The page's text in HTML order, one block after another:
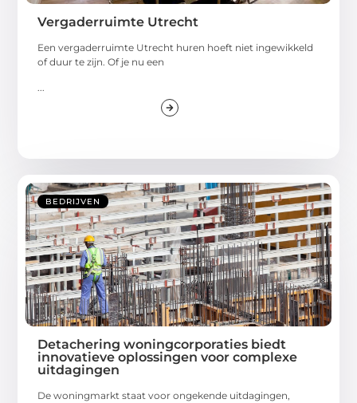
Vergaderruimte Utrecht
Een vergaderruimte Utrecht huren hoeft niet ingewikkeld
of duur te zijn. Of je nu een
...
BEDRIJVEN
Detachering woningcorporaties biedt
innovatieve oplossingen voor complexe
uitdagingen
De woningmarkt staat voor ongekende uitdagingen,